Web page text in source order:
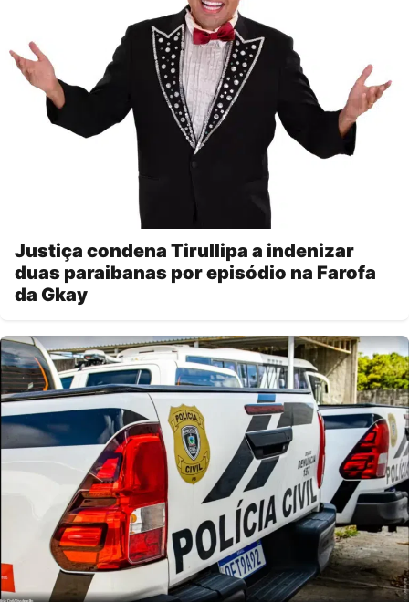
Justiça condena Tirullipa a indenizar
duas paraibanas por episódio na Farofa
da Gkay